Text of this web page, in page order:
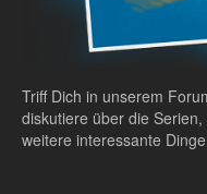
Triff Dich in unserem
diskutiere über die
weitere interessante